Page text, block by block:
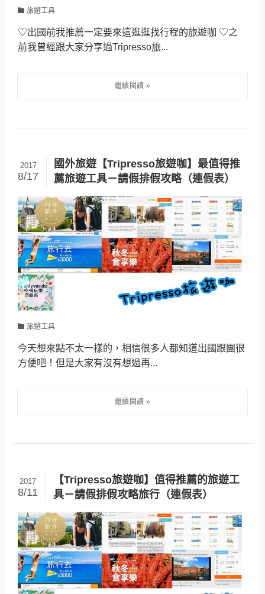
旅遊工具
♡出國前我推薦一定要來這逛逛找行程的旅遊咖 ♡之
前我曾經跟大家分享過Tripresso旅...
國外旅遊【Tripresso旅遊咖】最值得推
薦旅遊工具－請假排假攻略（連假表）
2017
8/17
旅遊工具
今天想來點不太一樣的，相信很多人都知道出國跟團很
方便吧！但是大家有沒有想過再...
【Tripresso旅遊咖】值得推薦的旅遊工
具－請假排假攻略旅行（連假表）
2017
8/11